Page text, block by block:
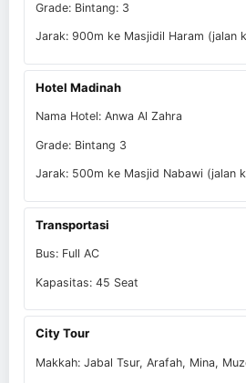
Grade: Bintang: 3
Jarak: 900m ke Masjidil Haram (jalan
Hotel Madinah
Nama Hotel: Anwa Al Zahra
Grade: Bintang 3
Jarak: 500m ke Masjid Nabawi (jalan
Transportasi
Bus: Full AC
Kapasitas: 45 Seat
City Tour
Makkah: Jabal Tsur, Arafah, Mina,